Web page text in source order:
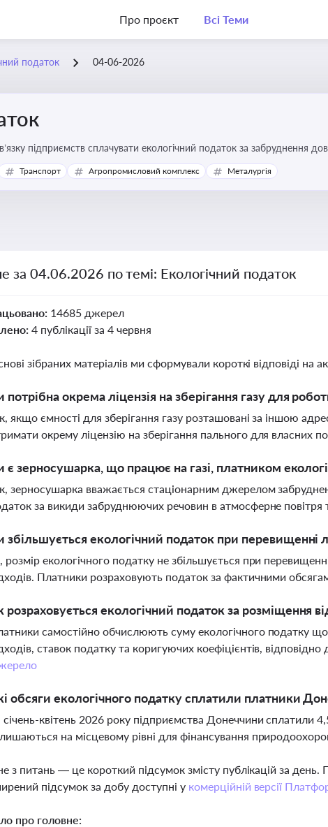
Про проєкт Всі Теми
податок 04-06-2026
підприємств сплачувати екологічний податок за забруднення
звітності та дотримання природоохоронного законодавства
Транспорт Агропромисловий комплекс Металургія
за 04.06.2026 по темі: Екологічний податок
14685 джерел
4 публікації за 4 червня
зібраних матеріалів ми сформували короткі відповіді на
потрібна окрема ліцензія на зберігання газу для
якщо ємності для зберігання газу розташовані за іншою
окрему ліцензію на зберігання пального для власних
є зерносушарка, що працює на газі, платником
зерносушарка вважається стаціонарним джерелом
за викиди забруднюючих речовин в атмосферне повітря
збільшується екологічний податок при перевищенні
розмір екологічного податку не збільшується при
Платники розраховують податок за фактичними
розраховується екологічний податок за розміщення
самостійно обчислюють суму екологічного податку
ставок податку та коригуючих коефіцієнтів,
обсяги екологічного податку сплатили платники
січень-квітень 2026 року підприємства Донеччини сплатили
на місцевому рівні для фінансування
з питань — це короткий підсумок змісту публікацій за
підсумок за добу доступні у комерційній версії
про головне: